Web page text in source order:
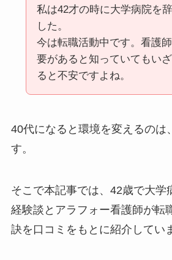
私は42才の時に大学病院を
した。
今は転職活動中です。看護
要があると知っていてもい
ると不安ですよね。
40代になると環境を変えるのは
す。
そこで本記事では、42歳で大学
経験談とアラフォー看護師が転
訣を口コミをもとに紹介してい